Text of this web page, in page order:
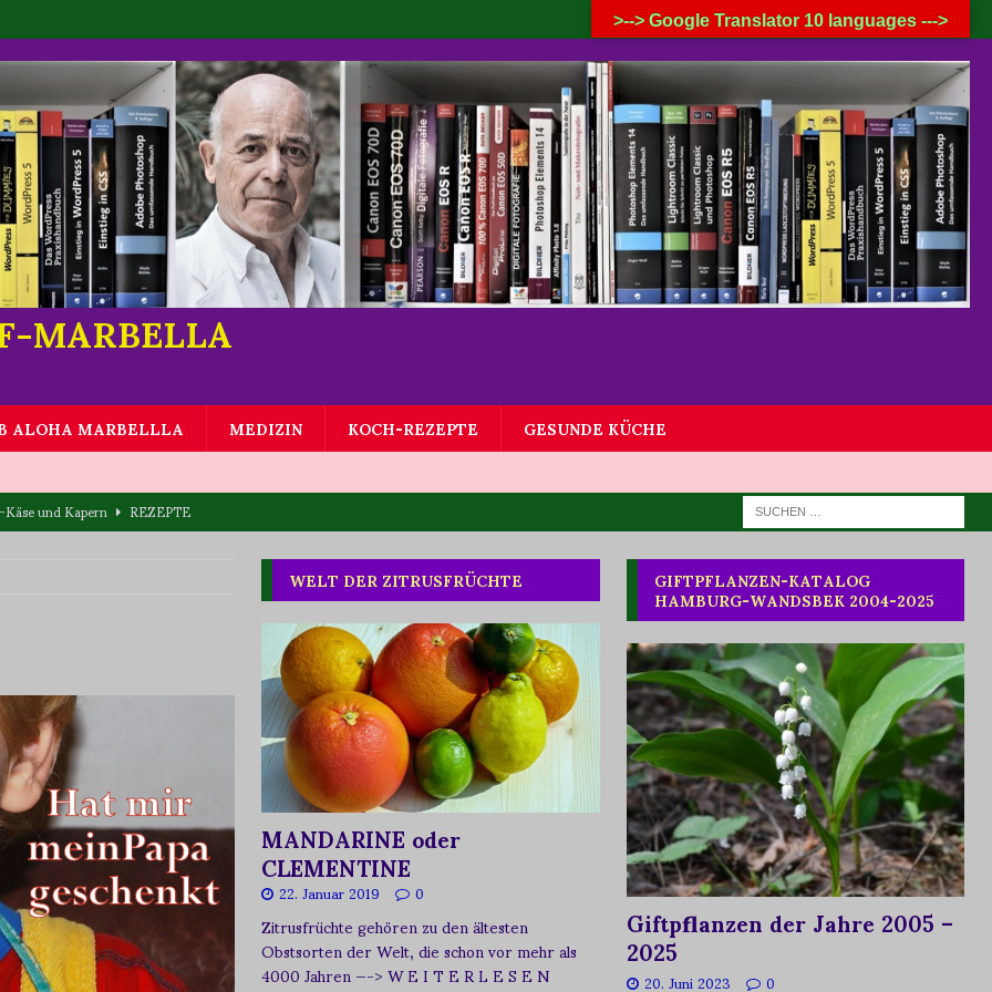
8. AUGUST 2026
MARBELLA
ALOHA MARBELLLA MEDIZIN KOCH-REZEPTE GESUNDE KÜCHE
und Kapern REZEPTE
Buschpflaume? WELT DER ZITRUSFRÜCHTE
MANDARINE oder
CLEMENTINE
22. Januar 2019 0
Zitrusfrüchte gehören zu den ältesten
Obstsorten der Welt, die schon vor mehr als
4000 Jahren—-> W E I T E R L E S E N
GIFTPFLANZEN-KATALOG
HAMBURG-WANDSBEK 2004-2025
Giftpflanzen der Jahre 2005 –
2025
20. Juni 2023 0
>--> Google Translator 10 languages --->